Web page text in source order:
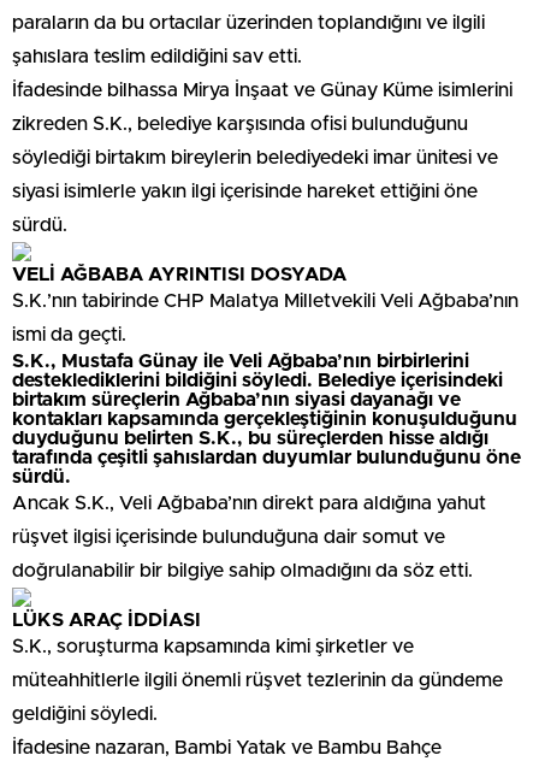
paraların da bu ortacılar üzerinden toplandığını ve ilgili
şahıslara teslim edildiğini sav etti.
İfadesinde bilhassa Mirya İnşaat ve Günay Küme isimlerini
zikreden S.K., belediye karşısında ofisi bulunduğunu
söylediği birtakım bireylerin belediyedeki imar ünitesi ve
siyasi isimlerle yakın ilgi içerisinde hareket ettiğini öne
sürdü.
VELİ AĞBABA AYRINTISI DOSYADA
S.K.’nın tabirinde CHP Malatya Milletvekili Veli Ağbaba’nın
ismi da geçti.
S.K., Mustafa Günay ile Veli Ağbaba’nın birbirlerini
desteklediklerini bildiğini söyledi. Belediye içerisindeki
birtakım süreçlerin Ağbaba’nın siyasi dayanağı ve
kontakları kapsamında gerçekleştiğinin konuşulduğunu
duyduğunu belirten S.K., bu süreçlerden hisse aldığı
tarafında çeşitli şahıslardan duyumlar bulunduğunu öne
sürdü.
Ancak S.K., Veli Ağbaba’nın direkt para aldığına yahut
rüşvet ilgisi içerisinde bulunduğuna dair somut ve
doğrulanabilir bir bilgiye sahip olmadığını da söz etti.
LÜKS ARAÇ İDDİASI
S.K., soruşturma kapsamında kimi şirketler ve
müteahhitlerle ilgili önemli rüşvet tezlerinin da gündeme
geldiğini söyledi.
İfadesine nazaran, Bambi Yatak ve Bambu Bahçe